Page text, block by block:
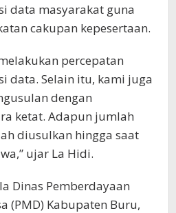
data masyarakat guna
cakupan kepesertaan.
percepatan
data. Selain itu, kami juga
dengan
ketat. Adapun jumlah
diusulkan hingga saat
ujar La Hidi.
Dinas Pemberdayaan
(PMD) Kabupaten Buru,